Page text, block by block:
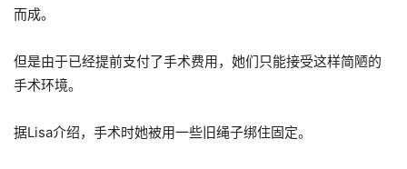
而成。
但是由于已经提前支付了手术费用，她们只能接受这样简陋的
手术环境。
据Lisa介绍，手术时她被用一些旧绳子绑住固定。